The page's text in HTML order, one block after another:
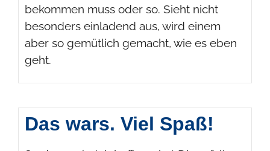
bekommen muss oder so. Sieht nicht
besonders einladend aus, wird einem
aber so gemütlich gemacht, wie es eben
geht.
Das wars. Viel Spaß!